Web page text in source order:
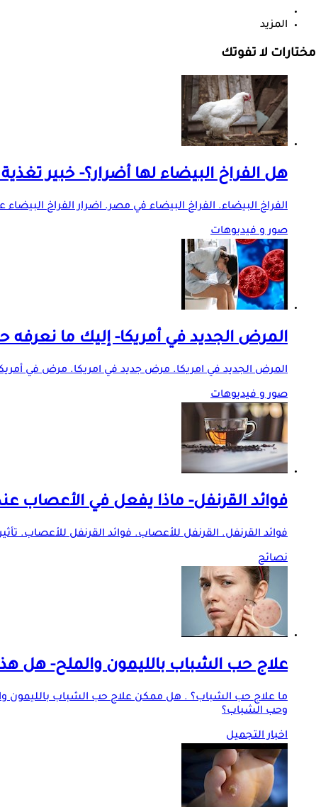
المزيد
مختارات لا تفوتك
هل الفراخ البيضاء لها أضرار؟- خبير
الفراخ البيضاء. الفراخ البيضاء في مصر. اضرار الفراخ
صور و فيديوهات
المرض الجديد في أمريكا- إليك ما نعرفه
المرض الجديد في امريكا. مرض جديد في امريكا. مرض في
صور و فيديوهات
فوائد القرنفل- ماذا يفعل في الأعصاب
فوائد القرنفل. القرنفل للأعصاب. فوائد القرنفل للأعصاب.
نصائح
علاج حب الشباب بالليمون والملح- هل
ما علاج حب الشباب؟ . هل ممكن علاج حب الشباب بالليمون
وحب الشباب؟
اخبار التجميل